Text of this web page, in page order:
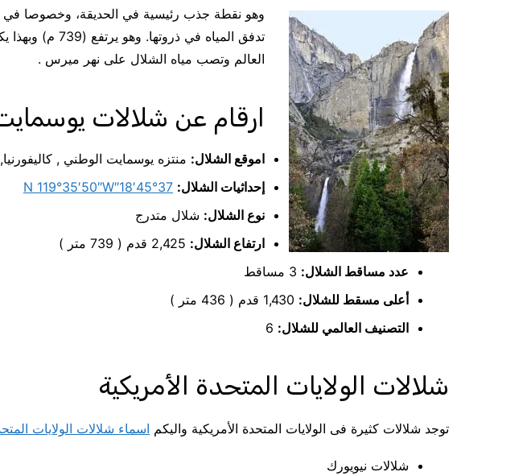
وهو نقطة جذب رئيسية في الحديقة، وخصوصا في
تدفق المياه في
العالم وتصب مياه الشلال على نهر ميرس .
ارقام عن شلالات
اموقع الشلال: منتزه يوسمايت الوطني , كاليفورنيا,
إحداثيات الشلال: 37°45′18″N 119°35′50″W
نوع الشلال: شلال متدرج
ارتفاع الشلال:
عدد مساقط الشلال:
أعلى مسقط للشلال:
التصنيف العالمي للشلال:
شلالات الولايات المتحدة الأمريكية
توجد شلالات كثيرة فى الولايات المتحدة الأمريكية واليكم اسماء شلالات الولايات
شلالات نيويورك